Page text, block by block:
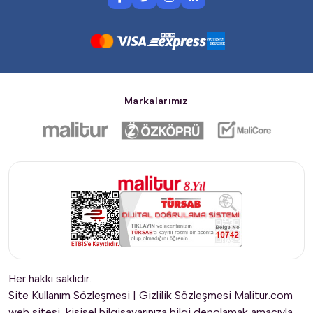
geliyor ve dönüş yolculuğumuza başlıyoruz. Siz
bir sonraki Malitur organizasyonunda buluşmak
üzere vedalaşıyoruz.
dahildir.
Akşam Yemeği : Yol güzergahında dinlenme
tesisinde alınacaktır. (Ekstra)
Markalarımız
Her hakkı saklıdır.
Site Kullanım Sözleşmesi | Gizlilik Sözleşmesi Malitur.com